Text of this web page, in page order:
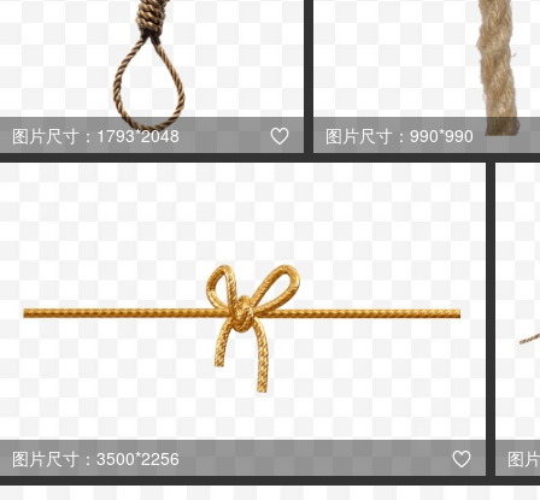
图片尺寸：1793*2048  图片尺寸：990*990
图片尺寸：3500*2256  图